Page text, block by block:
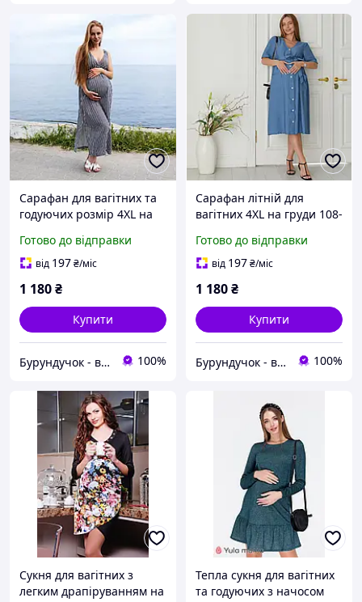
Сарафан для вагітних та
годуючих розмір 4XL на
Готово до відправки
від 197₴/міс
1 180₴
Купити
Бурундучок - вигідно для матусь та малюків 100%
Сарафан літній для
вагітних 4ХL на груди 108-
Готово до відправки
від 197₴/міс
1 180₴
Купити
Бурундучок - вигідно для матусь та малюків 100%
Сукня для вагітних з
легким драпіруванням на
Тепла сукня для вагітних
та годуючих з начосом